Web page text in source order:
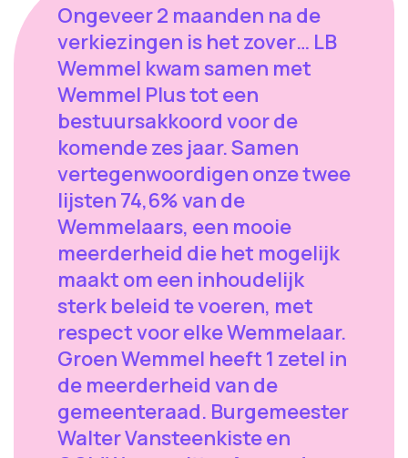
Ongeveer 2 maanden na de
verkiezingen is het zover… LB
Wemmel kwam samen met
Wemmel Plus tot een
bestuursakkoord voor de
komende zes jaar. Samen
vertegenwoordigen onze twee
lijsten 74,6% van de
Wemmelaars, een mooie
meerderheid die het mogelijk
maakt om een inhoudelijk
sterk beleid te voeren, met
respect voor elke Wemmelaar.
Groen Wemmel heeft 1 zetel in
de meerderheid van de
gemeenteraad. Burgemeester
Walter Vansteenkiste en